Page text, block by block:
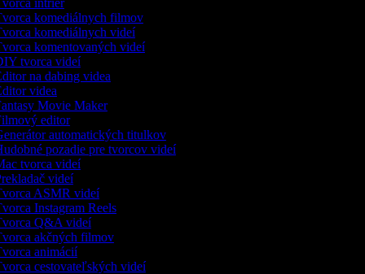
komediálnych filmov
komediálnych videí
komentovaných videí
tvorca videí
na dabing videa
videa
Movie Maker
editor
automatických titulkov
pozadie pre tvorcov videí
tvorca videí
videí
ASMR videí
Instagram Reels
Q&A videí
akčných filmov
animácií
cestovateľských videí